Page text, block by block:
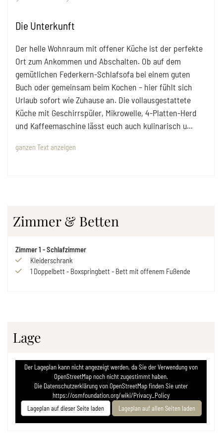
Die Unterkunft
Der helle Wohnraum mit offener Küche ist der perfekte
Ort zum Ankommen und Abschalten. Ob auf dem
gemütlichen Federkern-Schlafsofa bei einem guten
Buch oder gemeinsam beim Kochen – hier fühlt sich
Urlaub sofort wie Zuhause an. Die vollausgestattete
Küche mit Geschirrspüler, Mikrowelle, 4-Platten-Herd
und Kaffeemaschine lässt euch auch kulinarisch u...
ganzen Text anzeigen
Zimmer & Betten
Zimmer1 -Schlafzimmer
Kleiderschrank
1 Doppelbett - Boxspringbett - Bett mit offenem Fußende
Lage
Der Lageplan kann nicht angezeigt werden, da Sie der Verwendung von
OpenStreetMap noch nicht zugestimmt haben.
Die Datenschutzerklärung von OpenStreetMap finden Sie unter
https://osmfoundation.org/wiki/Privacy_Policy
Lageplan auf dieser Seite laden
Lageplan auf allen Seiten laden